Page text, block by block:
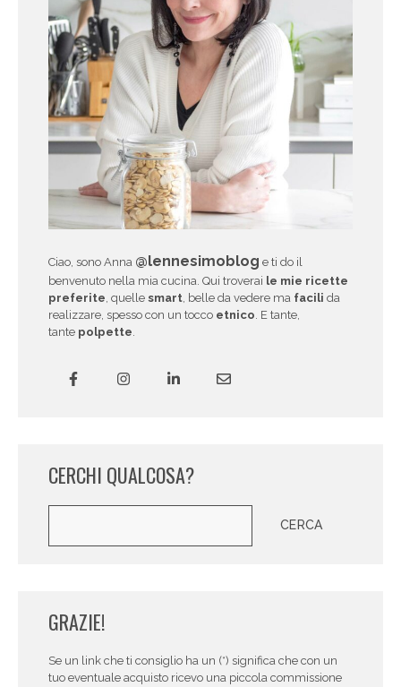
Ciao, sono Anna @lennesimoblog e ti do il
benvenuto nella mia cucina. Qui troverai le mie ricette
preferite, quelle smart, belle da vedere ma facili da
realizzare, spesso con un tocco etnico. E tante,
tante polpette.
CERCHI QUALCOSA?
CERCA
GRAZIE!
Se un link che ti consiglio ha un (*) significa che con un
tuo eventuale acquisto ricevo una piccola commissione